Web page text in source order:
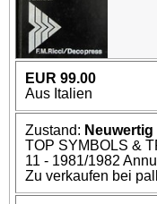
EUR 99.00
Aus Italien
Zustand: Neuwertig
TOP SYMBOLS &
11 - 1981/1982
Zu verkaufen bei